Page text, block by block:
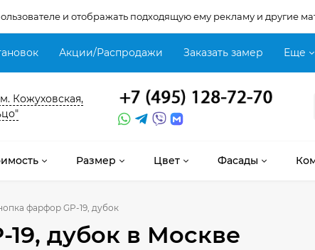
и отображать подходящую ему рекламу и другие
Акции/Распродажи Заказать замер Еще
Кожуховская,
Размер Цвет Фасады
фарфор GP-19, дубок
дубок в Москве